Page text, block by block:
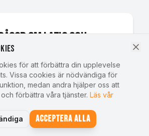
om Lazio och
biljetter till Lazios
i Rom?
till Lazio online via
för att förbättra din upplevelse
Vissa cookies är nödvändiga för
medan andra hjälper oss att
förbättra våra tjänster. Läs vår
Acceptera alla